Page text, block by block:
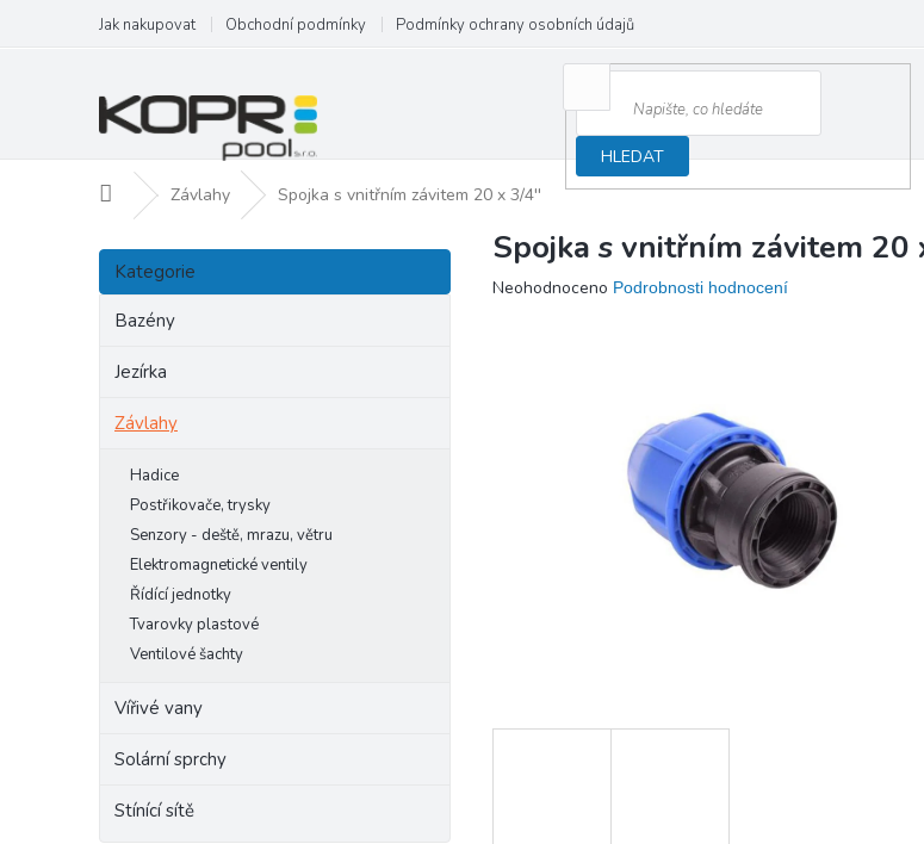
obsah
Jak nakupovat Obchodní podmínky Podmínky ochrany osobních údajů
HLEDAT
Domů Závlahy Spojka s vnitřním závitem 20 x 3/4''
P
s
Přeskočit
kategorie
Kategorie
Bazény
Jezírka
Závlahy
Hadice
Postřikovače, trysky
Senzory - deště, mrazu, větru
Elektromagnetické ventily
Řídící jednotky
Tvarovky plastové
Ventilové šachty
Vířivé vany
Solární sprchy
Stínící sítě
Spojka s vnitřním závitem 20
Průměrné
Neohodnoceno Podrobnosti hodnocení